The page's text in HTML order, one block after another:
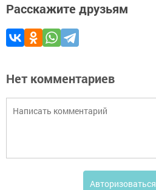
Расскажите друзьям
Нет комментариев
Авторизоваться